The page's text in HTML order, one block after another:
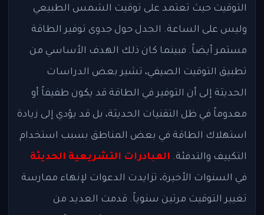
التوقيت حيث تعتمد على توقيت الشمس الطبيعي
وليس على الساعة. الجدل حول جدوى توفير الطاقة
مستمر أيضاً. فبينما كان ذلك الهدف الأساسي من
تطبيق التوقيت الصيفي، تشير بعض الدراسات
الحديثة إلى أن التوفير في الطاقة قد يكون طفيفاً أو
معدوماً في ظل التقنيات الحديثة، بل قد يؤدي إلى زيادة
استهلاك الطاقة في بعض المناطق بسبب استخدام
التكييف والتدفئة. المبادرات التشريعية الحديثة
في السنوات الأخيرة، تزايدت الدعوات لإنهاء ممارسة
تغيير التوقيت مرتين سنوياً. قدمت العديد من